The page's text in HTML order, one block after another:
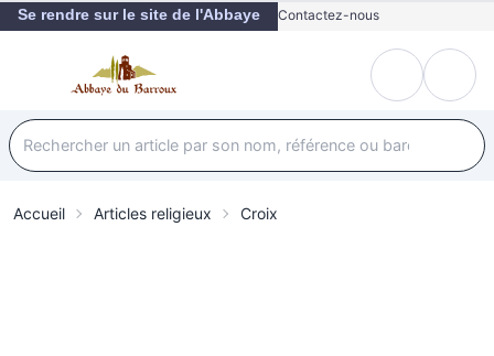
Se rendre sur le site de l'Abbaye Contactez-nous
Accueil Articles religieux Croix